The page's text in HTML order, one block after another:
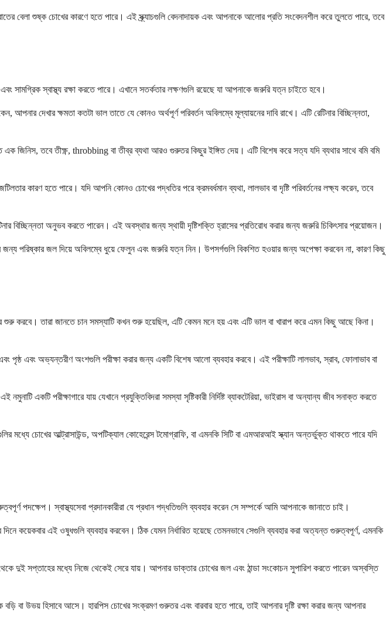
বেলা শুষ্ক চোখের কারণে হতে পারে। এই স্ক্র্যাচগুলি বেদনাদায়ক এবং আপনাকে আলোর প্রতি সংবেদনশীল করে তুলতে পারে, তবে
স্বাস্থ্য রক্ষা করতে পারে। এখানে সতর্কতার লক্ষণগুলি রয়েছে যা আপনাকে জরুরি যত্ন চাইতে হবে।
আপনার দেখার ক্ষমতা কতটা ভাল তাতে যে কোনও অর্থপূর্ণ পরিবর্তন অবিলম্বে মূল্যায়নের দাবি রাখে। এটি রেটিনার বিচ্ছিন্নতা,
জিনিস, তবে তীক্ষ্ণ, throbbing বা তীব্র ব্যথা আরও গুরুতর কিছুর ইঙ্গিত দেয়। এটি বিশেষ করে সত্য যদি ব্যথার সাথে বমি বমি
কারণ হতে পারে। যদি আপনি কোনও চোখের পদ্ধতির পরে ক্রমবর্ধমান ব্যথা, লালভাব বা দৃষ্টি পরিবর্তনের লক্ষ্য করেন, তবে
বিচ্ছিন্নতা অনুভব করতে পারেন। এই অবস্থার জন্য স্থায়ী দৃষ্টিশক্তি হ্রাসের প্রতিরোধ করার জন্য জরুরি চিকিৎসার প্রয়োজন।
পরিষ্কার জল দিয়ে অবিলম্বে ধুয়ে ফেলুন এবং জরুরি যত্ন নিন। উপসর্গগুলি বিকশিত হওয়ার জন্য অপেক্ষা করবেন না, কারণ কিছু
করবে। তারা জানতে চান সমস্যাটি কখন শুরু হয়েছিল, এটি কেমন মনে হয় এবং এটি ভাল বা খারাপ করে এমন কিছু আছে কিনা।
পৃষ্ঠ এবং অভ্যন্তরীণ অংশগুলি পরীক্ষা করার জন্য একটি বিশেষ আলো ব্যবহার করবে। এই পরীক্ষাটি লালভাব, স্রাব, ফোলাভাব বা
একটি পরীক্ষাগারে যায় যেখানে প্রযুক্তিবিদরা সমস্যা সৃষ্টিকারী নির্দিষ্ট ব্যাকটেরিয়া, ভাইরাস বা অন্যান্য জীব সনাক্ত করতে
মধ্যে চোখের আল্ট্রাসাউন্ড, অপটিক্যাল কোহেরেন্স টমোগ্রাফি, বা এমনকি সিটি বা এমআরআই স্ক্যান অন্তর্ভুক্ত থাকতে পারে যদি
পদক্ষেপ। স্বাস্থ্যসেবা প্রদানকারীরা যে প্রধান পদ্ধতিগুলি ব্যবহার করেন সে সম্পর্কে আমি আপনাকে জানাতে চাই।
কয়েকবার এই ওষুধগুলি ব্যবহার করবেন। ঠিক যেমন নির্ধারিত হয়েছে তেমনভাবে সেগুলি ব্যবহার করা অত্যন্ত গুরুত্বপূর্ণ, এমনকি
দুই সপ্তাহের মধ্যে নিজে থেকেই সেরে যায়। আপনার ডাক্তার চোখের জল এবং ঠান্ডা সংকোচন সুপারিশ করতে পারেন অস্বস্তি
বা উভয় হিসাবে আসে। হারপিস চোখের সংক্রমণ গুরুতর এবং বারবার হতে পারে, তাই আপনার দৃষ্টি রক্ষা করার জন্য আপনার